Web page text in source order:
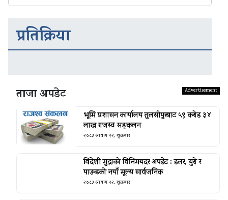
प्रतिक्रिया
ताजा अपडेट
भूमि प्रशासन कार्यालय तुलसीपुरबाट ५९ करोड ३४
लाख राजस्व सङ्कलन
२०८३ श्रावण २२, शुक्रबार
विदेशी मुद्राको विनिमयदर अपडेट : डलर, युरो र
पाउन्डको नयाँ मूल्य सार्वजनिक
२०८३ श्रावण २२, शुक्रबार